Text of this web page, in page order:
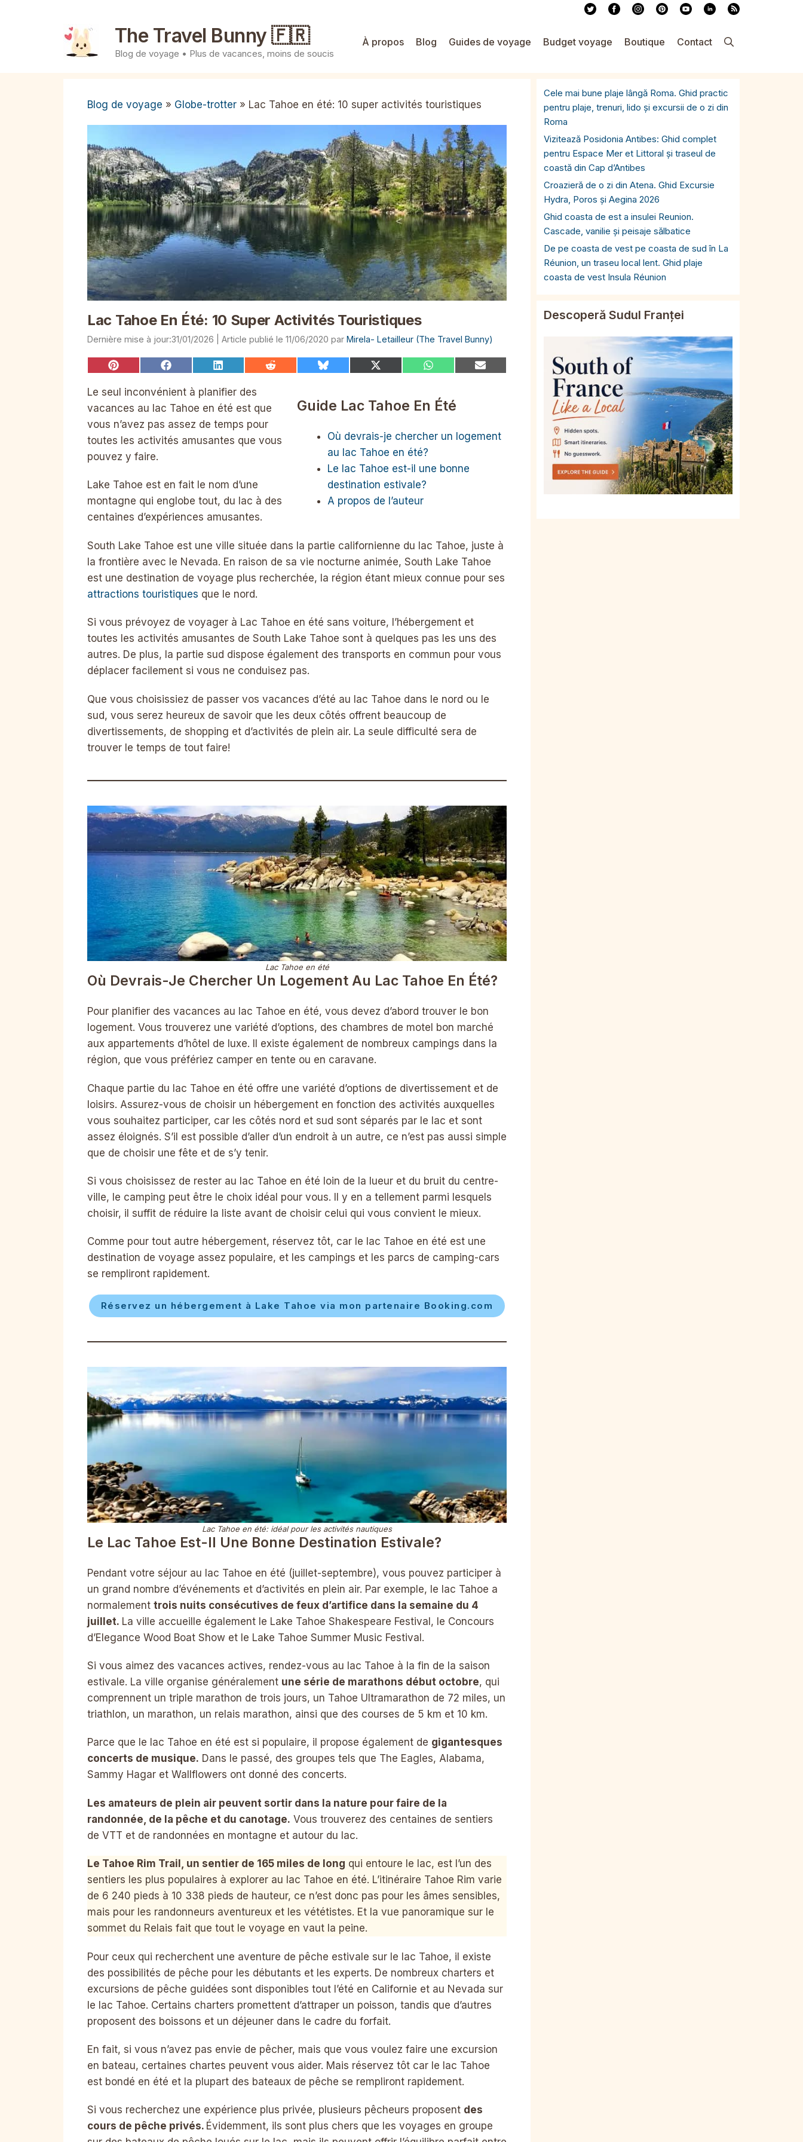
The Travel Bunny 🇫🇷
Blog de voyage • Plus de vacances, moins de soucis
À propos Blog Guides de voyage Budget voyage Boutique Contact
Blog de voyage » Globe-trotter » Lac Tahoe en été: 10 super activités touristiques
Lac Tahoe En Été: 10 Super Activités Touristiques
31/01/2026 11/06/2020 par Mirela- Letailleur (The Travel Bunny)
Share
Pinterest
Share
Facebook
Share
LinkedIn
Share Share Share Share Share
Le seul inconvénient à planifier des
vacances au lac Tahoe en été est que
vous n’avez pas assez de temps pour
toutes les activités amusantes que vous
pouvez y faire.
Lake Tahoe est en fait le nom d’une
montagne qui englobe tout, du lac à des
centaines d’expériences amusantes.
Guide Lac Tahoe En Été
Où devrais-je chercher un logement
au lac Tahoe en été?
Le lac Tahoe est-il une bonne
destination estivale?
A propos de l’auteur
South Lake Tahoe est une ville située dans la partie californienne du lac Tahoe, juste à
la frontière avec le Nevada. En raison de sa vie nocturne animée, South Lake Tahoe
est une destination de voyage plus recherchée, la région étant mieux connue pour ses
attractions touristiques que le nord.
Si vous prévoyez de voyager à Lac Tahoe en été sans voiture, l’hébergement et
toutes les activités amusantes de South Lake Tahoe sont à quelques pas les uns des
autres. De plus, la partie sud dispose également des transports en commun pour vous
déplacer facilement si vous ne conduisez pas.
Que vous choisissiez de passer vos vacances d’été au lac Tahoe dans le nord ou le
sud, vous serez heureux de savoir que les deux côtés offrent beaucoup de
divertissements, de shopping et d’activités de plein air. La seule difficulté sera de
trouver le temps de tout faire!
Lac Tahoe en été
Où Devrais-Je Chercher Un Logement Au Lac Tahoe En Été?
Pour planifier des vacances au lac Tahoe en été, vous devez d’abord trouver le bon
logement. Vous trouverez une variété d’options, des chambres de motel bon marché
aux appartements d’hôtel de luxe. Il existe également de nombreux campings dans la
région, que vous préfériez camper en tente ou en caravane.
Chaque partie du lac Tahoe en été offre une variété d’options de divertissement et de
loisirs. Assurez-vous de choisir un hébergement en fonction des activités auxquelles
vous souhaitez participer, car les côtés nord et sud sont séparés par le lac et sont
assez éloignés. S’il est possible d’aller d’un endroit à un autre, ce n’est pas aussi simple
que de choisir une fête et de s’y tenir.
Si vous choisissez de rester au lac Tahoe en été loin de la lueur et du bruit du centre-
ville, le camping peut être le choix idéal pour vous. Il y en a tellement parmi lesquels
choisir, il suffit de réduire la liste avant de choisir celui qui vous convient le mieux.
Comme pour tout autre hébergement, réservez tôt, car le lac Tahoe en été est une
destination de voyage assez populaire, et les campings et les parcs de camping-cars
se rempliront rapidement.
Réservez un hébergement à Lake Tahoe via mon partenaire Booking.com
Lac Tahoe en été: idéal pour les activités nautiques
Le Lac Tahoe Est-Il Une Bonne Destination Estivale?
Pendant votre séjour au lac Tahoe en été (juillet-septembre), vous pouvez participer à
un grand nombre d’événements et d’activités en plein air. Par exemple, le lac Tahoe a
normalement trois nuits consécutives de feux d’artifice dans la semaine du 4
juillet. La ville accueille également le Lake Tahoe Shakespeare Festival, le Concours
d’Elegance Wood Boat Show et le Lake Tahoe Summer Music Festival.
Si vous aimez des vacances actives, rendez-vous au lac Tahoe à la fin de la saison
estivale. La ville organise généralement une série de marathons début octobre, qui
comprennent un triple marathon de trois jours, un Tahoe Ultramarathon de 72 miles, un
triathlon, un marathon, un relais marathon, ainsi que des courses de 5 km et 10 km.
Parce que le lac Tahoe en été est si populaire, il propose également de gigantesques
concerts de musique. Dans le passé, des groupes tels que The Eagles, Alabama,
Sammy Hagar et Wallflowers ont donné des concerts.
Les amateurs de plein air peuvent sortir dans la nature pour faire de la
randonnée, de la pêche et du canotage. Vous trouverez des centaines de sentiers
de VTT et de randonnées en montagne et autour du lac.
Le Tahoe Rim Trail, un sentier de 165 miles de long qui entoure le lac, est l’un des
sentiers les plus populaires à explorer au lac Tahoe en été. L’itinéraire Tahoe Rim varie
de 6 240 pieds à 10 338 pieds de hauteur, ce n’est donc pas pour les âmes sensibles,
mais pour les randonneurs aventureux et les vététistes. Et la vue panoramique sur le
sommet du Relais fait que tout le voyage en vaut la peine.
Pour ceux qui recherchent une aventure de pêche estivale sur le lac Tahoe, il existe
des possibilités de pêche pour les débutants et les experts. De nombreux charters et
excursions de pêche guidées sont disponibles tout l’été en Californie et au Nevada sur
le lac Tahoe. Certains charters promettent d’attraper un poisson, tandis que d’autres
proposent des boissons et un déjeuner dans le cadre du forfait.
En fait, si vous n’avez pas envie de pêcher, mais que vous voulez faire une excursion
en bateau, certaines chartes peuvent vous aider. Mais réservez tôt car le lac Tahoe
est bondé en été et la plupart des bateaux de pêche se rempliront rapidement.
Si vous recherchez une expérience plus privée, plusieurs pêcheurs proposent des
cours de pêche privés. Évidemment, ils sont plus chers que les voyages en groupe
Cele mai bune plaje lângă Roma. Ghid practic
pentru plaje, trenuri, lido și excursii de o zi din
Roma
Vizitează Posidonia Antibes: Ghid complet
pentru Espace Mer et Littoral și traseul de
coastă din Cap d’Antibes
Croazieră de o zi din Atena. Ghid Excursie
Hydra, Poros și Aegina 2026
Ghid coasta de est a insulei Reunion.
Cascade, vanilie și peisaje sălbatice
De pe coasta de vest pe coasta de sud în La
Réunion, un traseu local lent. Ghid plaje
coasta de vest Insula Réunion
Descoperă Sudul Franței